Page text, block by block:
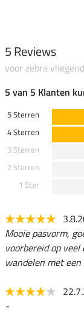
5 Reviews
voor zebra
5 van 5 Klanten
5 Sterren
4 Sterren
3 Sterren
2 Sterren
1 Ster
Mooie pasvorm,
voorbereid op
wandelen met een
-